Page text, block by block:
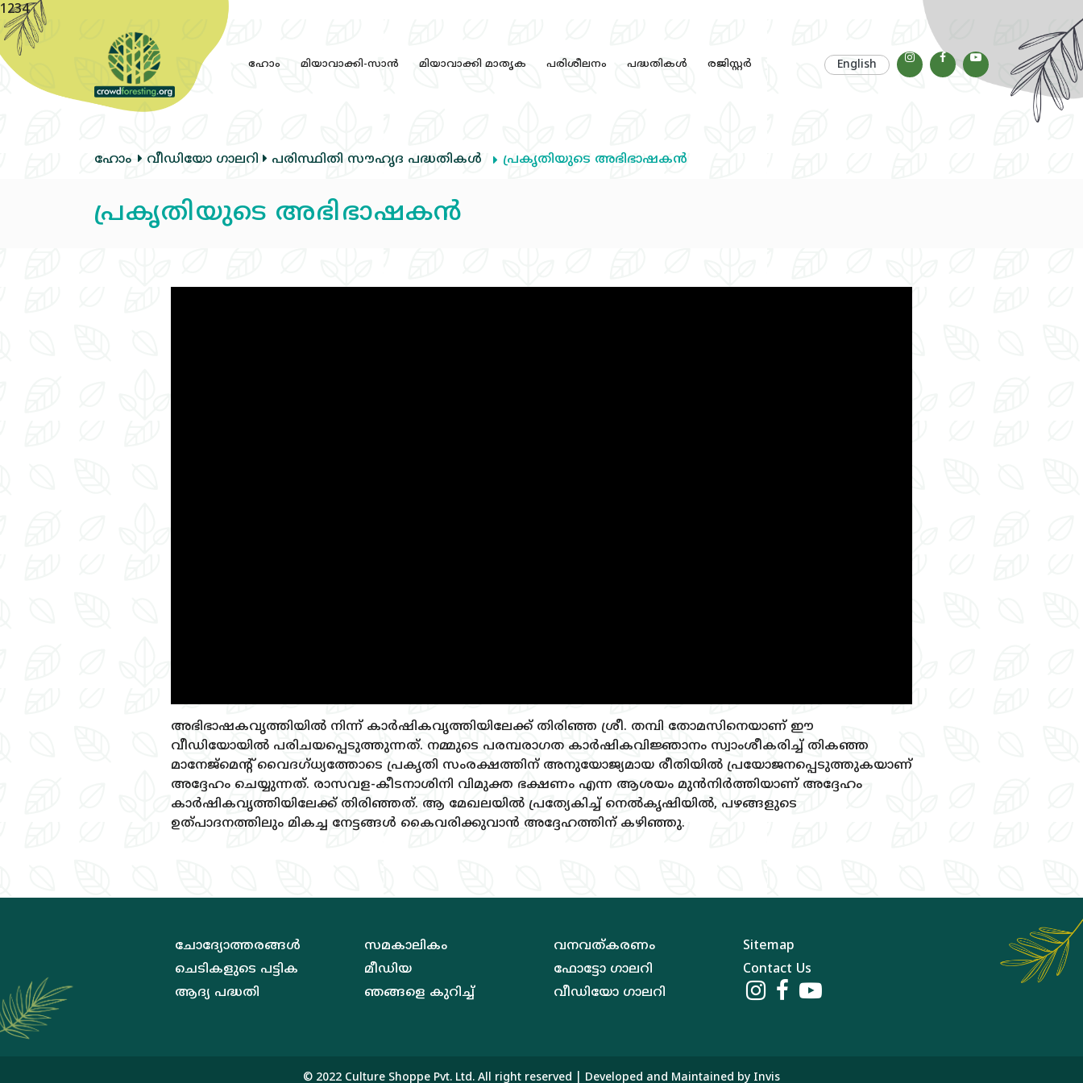
1234
ഹോം മിയാവാക്കി-സാന്‍ മിയാവാക്കി മാതൃക പരിശീലനം പദ്ധതികള്‍ രജിസ്റ്റര്‍ English
ഹോം വീഡിയോ ഗാലറി പരിസ്ഥിതി സൗഹൃദ പദ്ധതികള്‍ പ്രകൃതിയുടെ അഭിഭാഷകന്‍
പ്രകൃതിയുടെ അഭിഭാഷകന്‍
അഭിഭാഷകവൃത്തിയില്‍ നിന്ന്‌ കാര്‍ഷികവൃത്തിയിലേക്ക്‌ തിരിഞ്ഞ ശ്രീ. തമ്പി തോമസിനെയാണ്‌ ഈ
വീഡിയോയില്‍ പരിചയപ്പെടുത്തുന്നത്‌. നമ്മുടെ പരമ്പരാഗത കാര്‍ഷികവിജ്ഞാനം സ്വാംശീകരിച്ച്‌ തികഞ്ഞ
മാനേജ്‌മെന്റ്‌ വൈദഗ്‌ധ്യത്തോടെ പ്രകൃതി സംരക്ഷത്തിന്‌ അനുയോജ്യമായ രീതിയില്‍ പ്രയോജനപ്പെടുത്തുകയാണ്‌
അദ്ദേഹം ചെയ്യുന്നത്‌. രാസവള-കീടനാശിനി വിമുക്ത ഭക്ഷണം എന്ന ആശയം മുന്‍നിര്‍ത്തിയാണ്‌ അദ്ദേഹം
കാര്‍ഷികവൃത്തിയിലേക്ക്‌ തിരിഞ്ഞത്‌. ആ മേഖലയില്‍ പ്രത്യേകിച്ച്‌ നെല്‍കൃഷിയില്‍, പഴങ്ങളുടെ
ഉത്‌പാദനത്തിലും മികച്ച നേട്ടങ്ങള്‍ കൈവരിക്കുവാന്‍ അദ്ദേഹത്തിന്‌ കഴിഞ്ഞു.
ചോദ്യോത്തരങ്ങള്‍
ചെടികളുടെ പട്ടിക
ആദ്യ പദ്ധതി
സമകാലികം
മീഡിയ
ഞങ്ങളെ കുറിച്ച്‌
വനവത്‌കരണം
ഫോട്ടോ ഗാലറി
വീഡിയോ ഗാലറി
Sitemap
Contact Us
© 2022 Culture Shoppe Pvt. Ltd. All right reserved | Developed and Maintained by Invis